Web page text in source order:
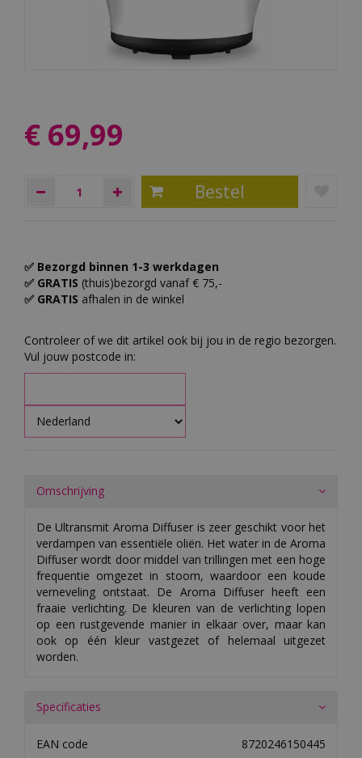
€ 69,99
✅ Bezorgd binnen 1-3 werkdagen
✅ GRATIS (thuis)bezorgd vanaf € 75,-
✅ GRATIS afhalen in de winkel
Controleer of we dit artikel ook bij jou in de regio bezorgen.
Vul jouw postcode in:
Omschrijving
De Ultransmit Aroma Diffuser is zeer geschikt voor het
verdampen van essentiële oliën. Het water in de Aroma
Diffuser wordt door middel van trillingen met een hoge
frequentie omgezet in stoom, waardoor een koude
verneveling ontstaat. De Aroma Diffuser heeft een
fraaie verlichting. De kleuren van de verlichting lopen
op een rustgevende manier in elkaar over, maar kan
ook op één kleur vastgezet of helemaal uitgezet
worden.
Specificaties
EAN code
8720246150445